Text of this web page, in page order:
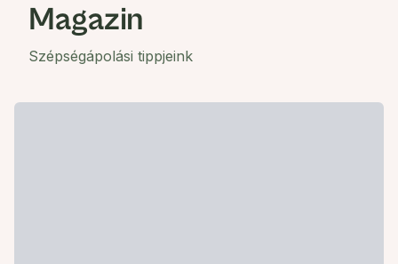
Magazin
Szépségápolási tippjeink